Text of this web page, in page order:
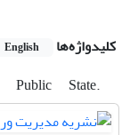
کلیدواژه‌ها English
Public
State.